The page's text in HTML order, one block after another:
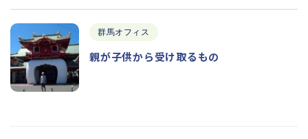
群馬オフィス
親が子供から受け取るもの